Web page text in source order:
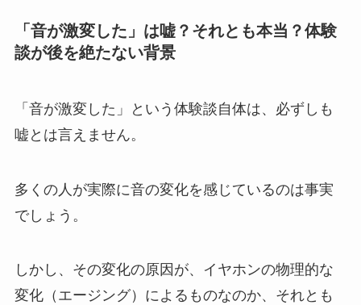
「音が激変した」は嘘？それとも本当？体験
談が後を絶たない背景
「音が激変した」という体験談自体は、必ずしも
嘘とは言えません。
多くの人が実際に音の変化を感じているのは事実
でしょう。
しかし、その変化の原因が、イヤホンの物理的な
変化（エージング）によるものなのか、それとも